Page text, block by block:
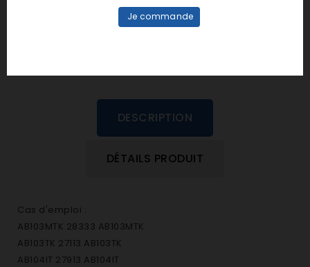
DESCRIPTION
DÉTAILS PRODUIT
Cas d'emploi :
AB103MTK 28333 AB103MTK
AB103TK 27113 AB103TK
AB104IT 27913 AB104IT
Je commande